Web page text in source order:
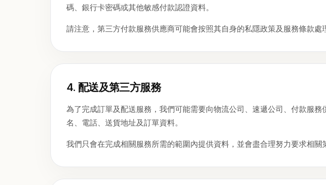
碼、銀行卡密碼或其他敏感付款認證資料。
請注意，第三方付款服務供應商可能會按照其自身的私隱政策及服務條款處
4. 配送及第三方服務
為了完成訂單及配送服務，我們可能需要向物流公司、速遞公司、付款服
名、電話、送貨地址及訂單資料。
我們只會在完成相關服務所需的範圍內提供資料，並會盡合理努力要求相關